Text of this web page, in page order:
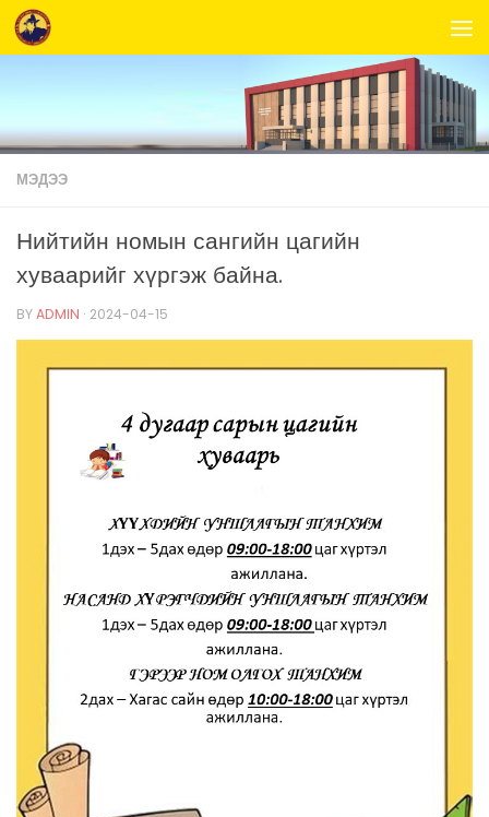
Skip to content
МЭДЭЭ
Нийтийн номын сангийн цагийн
хуваарийг хүргэж байна.
BYADMIN · 2024-04-15